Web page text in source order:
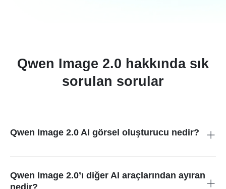
Qwen Image 2.0 hakkında sık
sorulan sorular
Qwen Image 2.0 AI görsel oluşturucu nedir?
zeka görsel modelidir. Komutları doğru anlama, görsel içi metni
başarılı üretme ve kullanıma hazır çıktılar sunma konusunda
Qwen Image 2.0’ı diğer AI araçlarından ayıran
nedir?